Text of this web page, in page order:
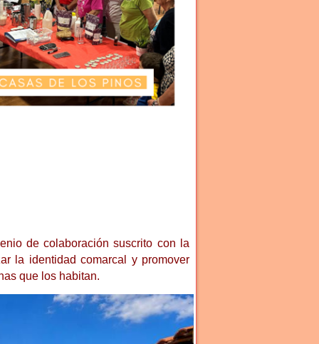
de colaboración suscrito con la
la identidad comarcal y promover
que los habitan.